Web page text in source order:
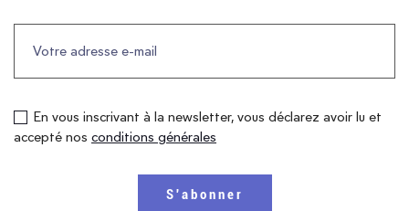
En vous inscrivant à la newsletter, vous déclarez avoir lu et
accepté nos conditions générales